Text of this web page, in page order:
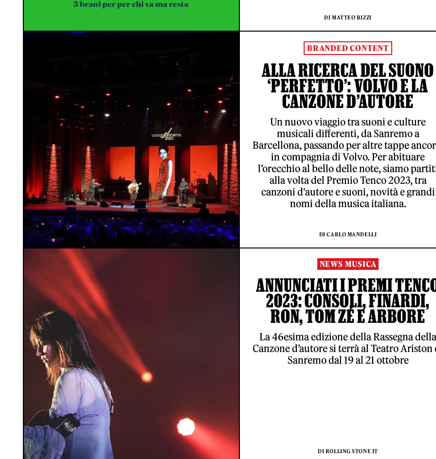
DI MATTEO RIZZI
BRANDED CONTENT
ALLA RICERCA DEL SUONO
‘PERFETTO’: VOLVO E LA
CANZONE D’AUTORE
Un nuovo viaggio tra suoni e culture
musicali differenti, da Sanremo a
Barcellona, passando per altre tappe
in compagnia di Volvo. Per abituare
l’orecchio al bello delle note, siamo
alla volta del Premio Tenco 2023, tra
canzoni d'autore e suoni, novità e grandi
nomi della musica italiana.
DI CARLO MANDELLI
NEWS MUSICA
ANNUNCIATI I PREMI
2023: CONSOLI, FINARDI,
RON, TOM ZÉ E ARBORE
La 46esima edizione della Rassegna della
Canzone d’autore si terrà al Teatro Ariston
Sanremo dal 19 al 21 ottobre
DI ROLLING STONE IT